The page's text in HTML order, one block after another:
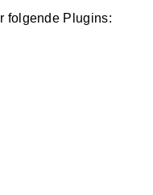
folgende Plugins: